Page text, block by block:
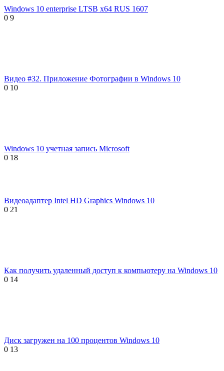
Windows 10 enterprise LTSB x64 RUS 1607
0 9
Видео #32. Приложение Фотографии в Windows 10
0 10
Windows 10 учетная запись Microsoft
0 18
Видеоадаптер Intel HD Graphics Windows 10
0 21
Как получить удаленный доступ к компьютеру на Windows 10
0 14
Диск загружен на 100 процентов Windows 10
0 13